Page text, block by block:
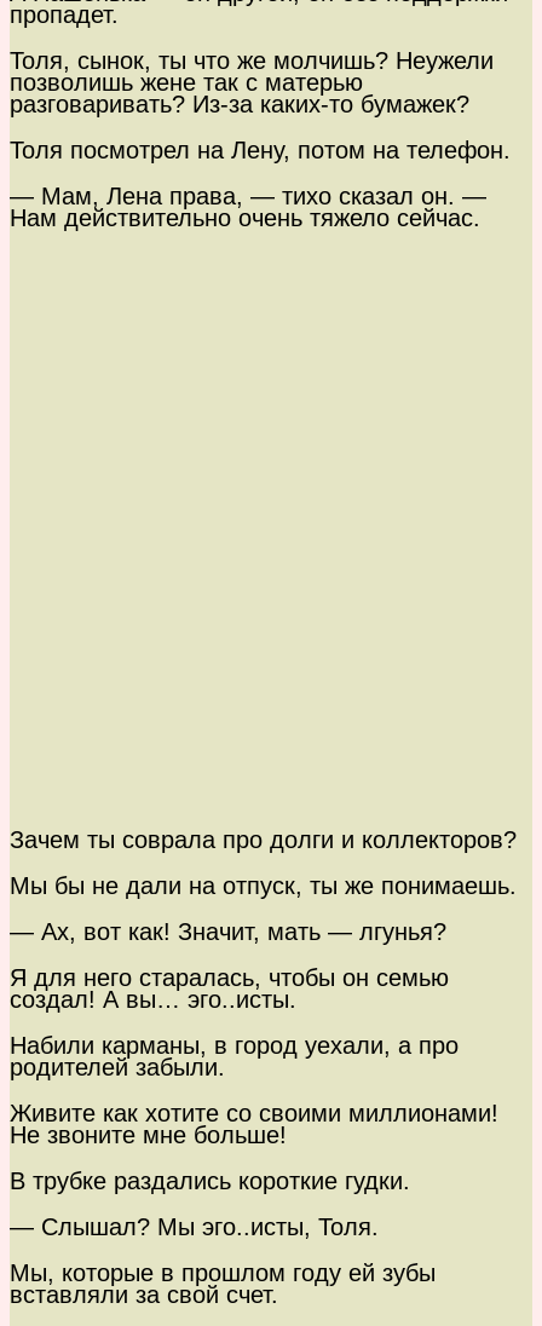
пропадет.
Толя, сынок, ты что же молчишь? Неужели
позволишь жене так с матерью
разговаривать? Из-за каких-то бумажек?
Толя посмотрел на Лену, потом на телефон.
— Мам, Лена права, — тихо сказал он. —
Нам действительно очень тяжело сейчас.
Зачем ты соврала про долги и коллекторов?
Мы бы не дали на отпуск, ты же понимаешь.
— Ах, вот как! Значит, мать — лгунья?
Я для него старалась, чтобы он семью
создал! А вы… эго..исты.
Набили карманы, в город уехали, а про
родителей забыли.
Живите как хотите со своими миллионами!
Не звоните мне больше!
В трубке раздались короткие гудки.
— Слышал? Мы эго..исты, Толя.
Мы, которые в прошлом году ей зубы
вставляли за свой счет.